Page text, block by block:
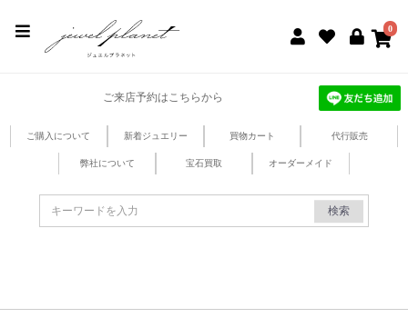
0
ご来店予約はこちらから
ご購入について 新着ジュエリー 買物カート 代行販売
弊社について 宝石買取 オーダーメイド
検索